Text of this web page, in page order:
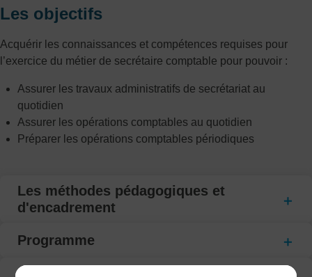
Les objectifs
Acquérir les connaissances et compétences requises pour
l’exercice du métier de secrétaire comptable pour pouvoir :
Assurer les travaux administratifs de secrétariat au
quotidien
Assurer les opérations comptables au quotidien
Préparer les opérations comptables périodiques
Les méthodes pédagogiques et
d'encadrement
Programme